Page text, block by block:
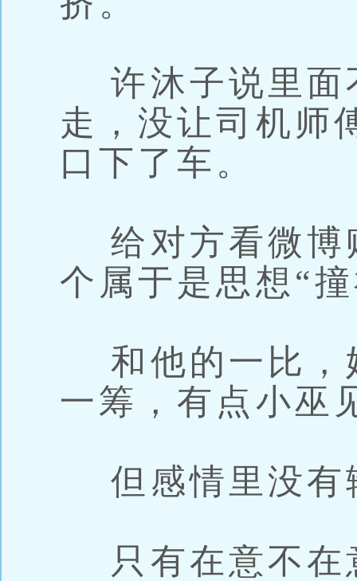
许沐子说里面
走，没让司机师
口下了车。
给对方看微博
个属于是思想“
和他的一比，
一筹，有点小巫
但感情里没有
只有在意不在